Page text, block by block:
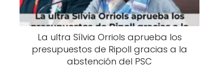
La ultra Sílvia Orriols aprueba los
presupuestos de Ripoll gracias a la
abstención del PSC